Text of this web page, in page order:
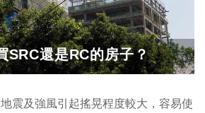
還是RC的房子？
震及強風引起搖晃程度較大，容易使